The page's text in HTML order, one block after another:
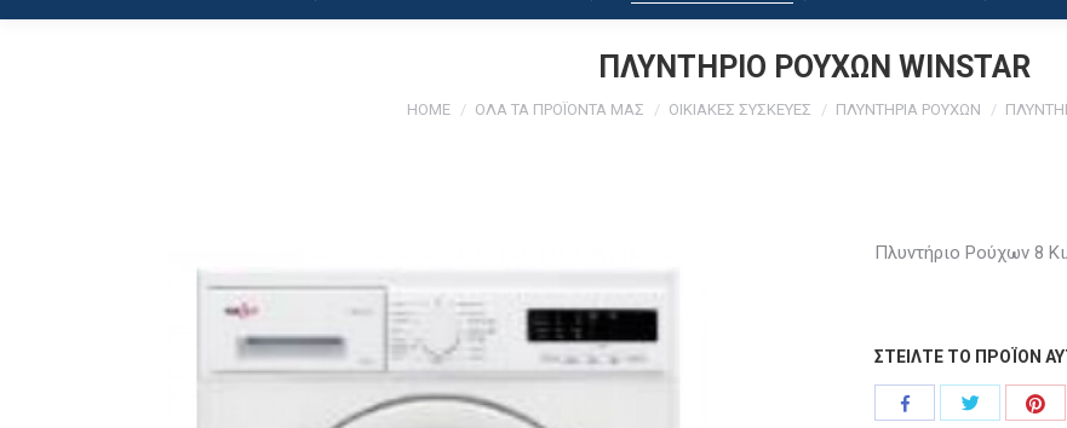
ΠΛΥΝΤΗΡΙΟ ΡΟΥΧΩΝ WINSTAR
HOME ΟΛΑ ΤΑ ΠΡΟΪΟΝΤΑ ΜΑΣ ΟΙΚΙΑΚΕΣ ΣΥΣΚΕΥΕΣ ΠΛΥΝΤΗΡΙΑ ΡΟΥΧΩΝ
Πλυντήριο Ρούχων 8
ΣΤΕΙΛΤΕ ΤΟ ΠΡΟΪΟΝ
Share
Share